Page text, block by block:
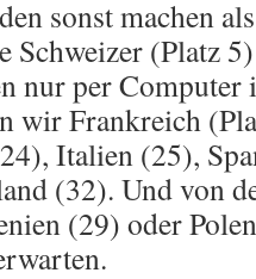
sonst machen
Schweizer (Platz
nur per Computer
wir Frankreich
Italien (25),
(32). Und von
(29) oder